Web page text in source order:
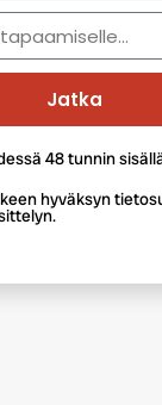
Jatka
48 tunnin
hyväksyn